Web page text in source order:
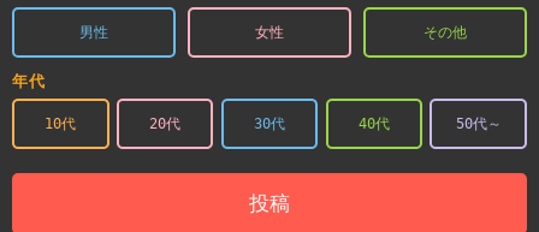
男性 女性 その他
年代
10代 20代 30代 40代 50代～
投稿